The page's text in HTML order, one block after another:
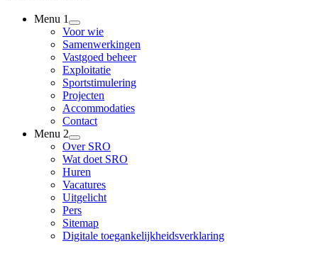
Menu 1
Voor wie
Samenwerkingen
Vastgoed beheer
Exploitatie
Sportstimulering
Projecten
Accommodaties
Contact
Menu 2
Over SRO
Wat doet SRO
Huren
Vacatures
Uitgelicht
Pers
Sitemap
Digitale toegankelijkheidsverklaring